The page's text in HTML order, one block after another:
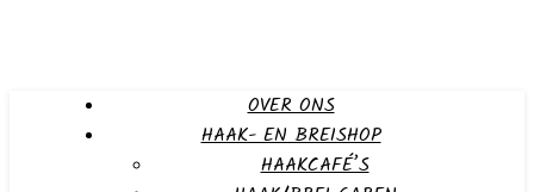
OVER ONS
HAAK- EN BREISHOP
HAAKCAFÉ’S